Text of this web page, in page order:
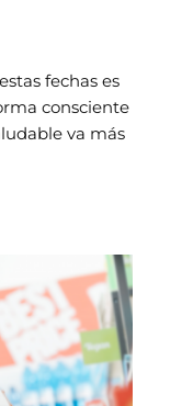
fechas es
consciente
va más